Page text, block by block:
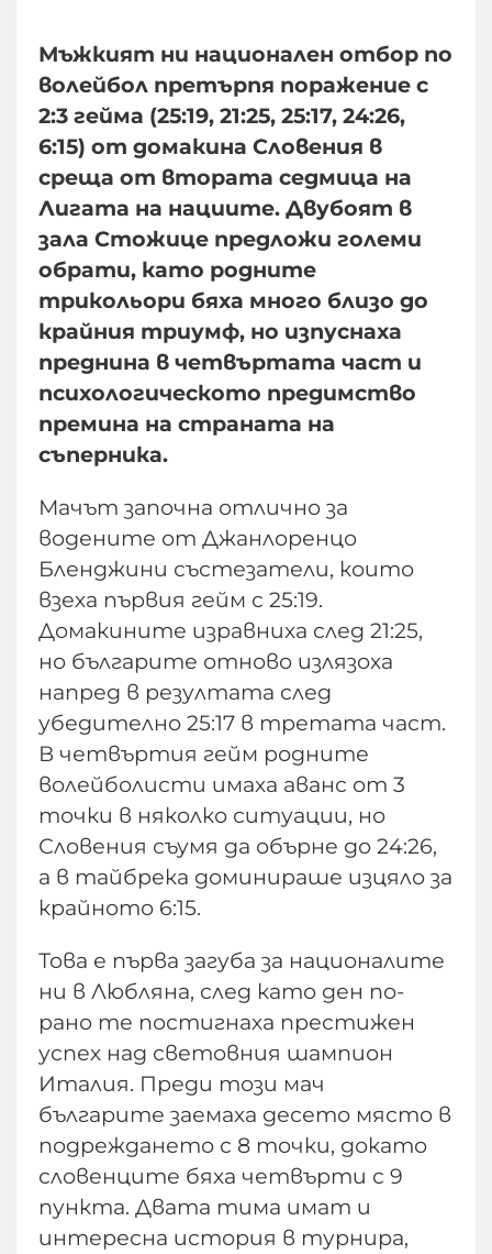
Мъжкият ни национален отбор по
волейбол претърпя поражение с
2:3 гейма (25:19, 21:25, 25:17, 24:26,
6:15) от домакина Словения в
среща от втората седмица на
Лигата на нациите. Двубоят в
зала Стожице предложи големи
обрати, като родните
трикольори бяха много близо до
крайния триумф, но изпуснаха
преднина в четвъртата част и
психологическото предимство
премина на страната на
съперника.
Мачът започна отлично за
водените от Джанлоренцо
Бленджини състезатели, които
взеха първия гейм с 25:19.
Домакините изравниха след 21:25,
но българите отново излязоха
напред в резултата след
убедително 25:17 в третата част.
В четвъртия гейм родните
волейболисти имаха аванс от 3
точки в няколко ситуации, но
Словения съумя да обърне до 24:26,
а в тайбрека доминираше изцяло за
крайното 6:15.
Това е първа загуба за националите
ни в Любляна, след като ден по-
рано те постигнаха престижен
успех над световния шампион
Италия. Преди този мач
българите заемаха десето място в
подреждането с 8 точки, докато
словенците бяха четвърти с 9
пункта. Двата тима имат и
интересна история в турнира,